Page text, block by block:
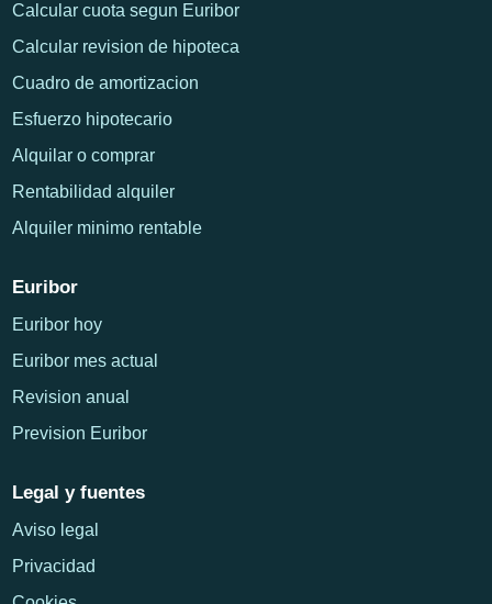
Calcular cuota segun Euribor
Calcular revision de hipoteca
Cuadro de amortizacion
Esfuerzo hipotecario
Alquilar o comprar
Rentabilidad alquiler
Alquiler minimo rentable
Euribor
Euribor hoy
Euribor mes actual
Revision anual
Prevision Euribor
Legal y fuentes
Aviso legal
Privacidad